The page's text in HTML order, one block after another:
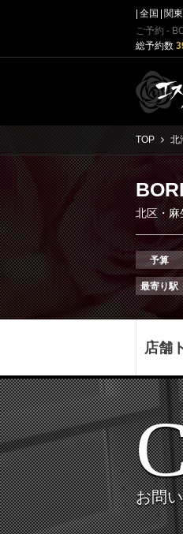
全国 関東
ご予約 -
総予約数
TOP 北
北区・
予算
最寄り駅
店舗
お問